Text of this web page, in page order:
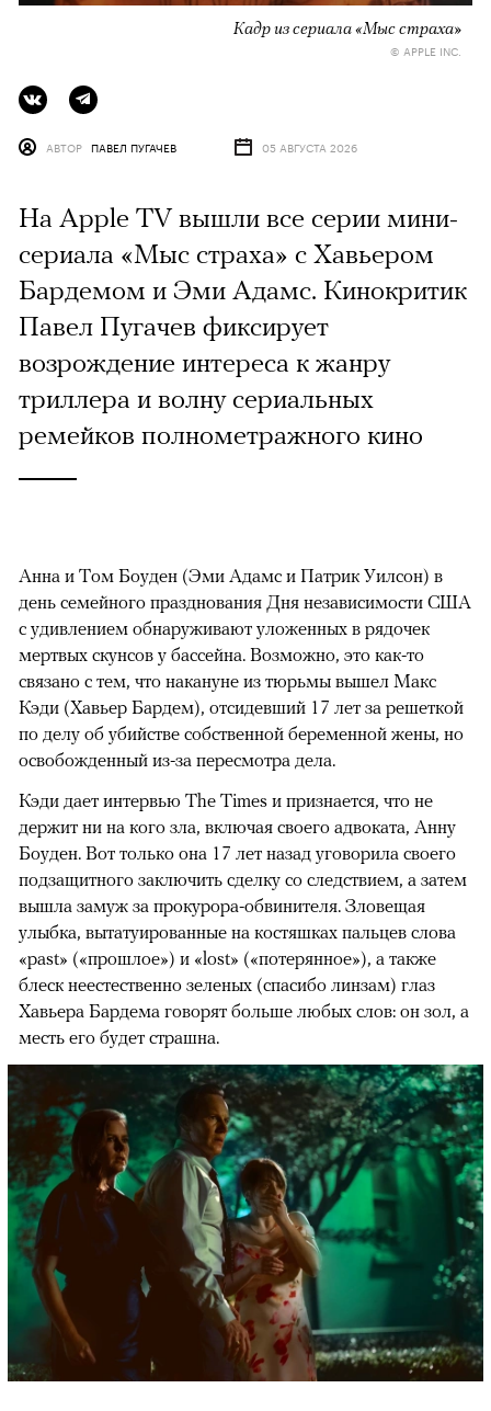
Кадр из сериала «Мыс страха»
© APPLE INC.
АВТОР ПАВЕЛ ПУГАЧЕВ 05 АВГУСТА 2026
На Apple TV вышли все серии мини-
сериала «Мыс страха» с Хавьером
Бардемом и Эми Адамс. Кинокритик
Павел Пугачев фиксирует
возрождение интереса к жанру
триллера и волну сериальных
ремейков полнометражного кино
Анна и Том Боуден (Эми Адамс и Патрик Уилсон) в
день семейного празднования Дня независимости США
с удивлением обнаруживают уложенных в рядочек
мертвых скунсов у бассейна. Возможно, это как-то
связано с тем, что накануне из тюрьмы вышел Макс
Кэди (Хавьер Бардем), отсидевший 17 лет за решеткой
по делу об убийстве собственной беременной жены, но
освобожденный из-за пересмотра дела.
Кэди дает интервью The Times и признается, что не
держит ни на кого зла, включая своего адвоката, Анну
Боуден. Вот только она 17 лет назад уговорила своего
подзащитного заключить сделку со следствием, а затем
вышла замуж за прокурора-обвинителя. Зловещая
улыбка, вытатуированные на костяшках пальцев слова
«past» («прошлое») и «lost» («потерянное»), а также
блеск неестественно зеленых (спасибо линзам) глаз
Хавьера Бардема говорят больше любых слов: он зол, а
месть его будет страшна.